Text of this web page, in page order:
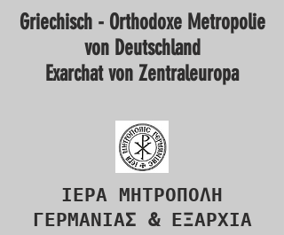
Griechisch - Orthodoxe Metropolie
von Deutschland
Exarchat von Zentraleuropa
ΙΕΡΑ ΜΗΤΡΟΠΟΛΗ
ΓΕΡΜΑΝΙΑΣ & ΕΞΑΡΧΙΑ